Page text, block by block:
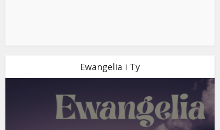
Ewangelia i Ty